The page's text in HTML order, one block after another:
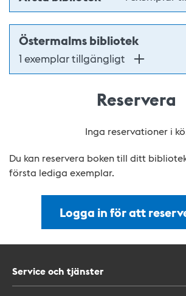
Östermalms bibliotek
1 exemplar tillgängligt
Reservera
Inga reservationer i
Du kan reservera boken till ditt
första lediga exemplar.
Logga in för att
Service och tjänster